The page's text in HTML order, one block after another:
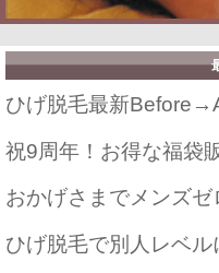
ひげ脱毛最新
祝9周年！お得な福袋
おかげさまでメンズゼ
ひげ脱毛で別人レベル